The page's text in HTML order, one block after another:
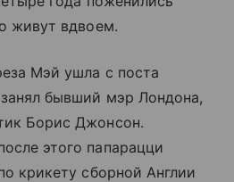
живут вдвоем.
Мэй ушла с поста
бывший мэр Лондона,
Борис Джонсон.
этого папарацци
крикету сборной Англии